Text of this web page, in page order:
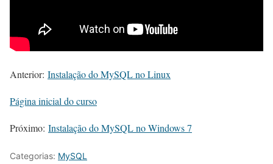
Anterior: Instalação do MySQL no Linux
Página inicial do curso
Próximo: Instalação do MySQL no Windows 7
Categorias: MySQL